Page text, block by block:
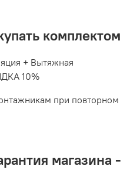
комплектом
+ Вытяжная
10%
при повторном
магазина -